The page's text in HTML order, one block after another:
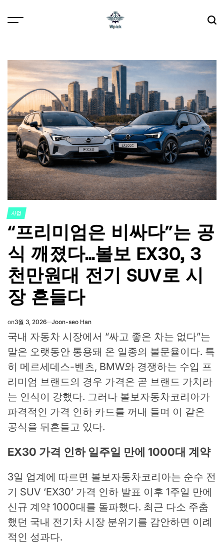
POSTED
IN
사업
“프리미엄은 비싸다”는 공
식 깨졌다…볼보 EX30, 3
천만원대 전기 SUV로 시
장 흔들다
on3월 3, 2026 Joon-seo Han
국내 자동차 시장에서 “싸고 좋은 차는 없다”는
말은 오랫동안 통용돼 온 일종의 불문율이다. 특
히 메르세데스-벤츠, BMW와 경쟁하는 수입 프
리미엄 브랜드의 경우 가격은 곧 브랜드 가치라
는 인식이 강했다. 그러나 볼보자동차코리아가
파격적인 가격 인하 카드를 꺼내 들며 이 같은
공식을 뒤흔들고 있다.
EX30 가격 인하 일주일 만에 1000대 계약
3일 업계에 따르면 볼보자동차코리아는 순수 전
기 SUV ‘EX30’ 가격 인하 발표 이후 1주일 만에
신규 계약 1000대를 돌파했다. 최근 다소 주춤
했던 국내 전기차 시장 분위기를 감안하면 이례
적인 성과다.